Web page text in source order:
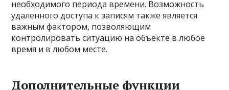
необходимого периода времени. Возможность
удаленного доступа к записям также является
важным фактором, позволяющим
контролировать ситуацию на объекте в любое
время и в любом месте.
Дополнительные функции